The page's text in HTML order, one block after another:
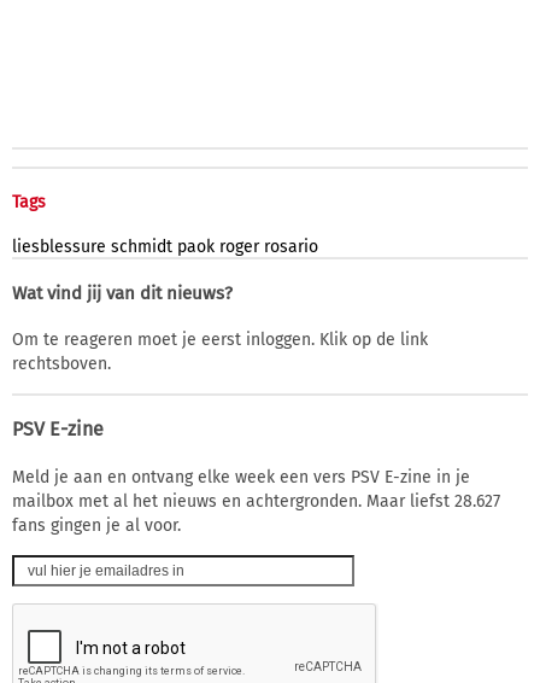
Tags
liesblessure schmidt paok roger rosario
Wat vind jij van dit nieuws?
Om te reageren moet je eerst inloggen. Klik op de link
rechtsboven.
PSV E-zine
Meld je aan en ontvang elke week een vers PSV E-zine in je
mailbox met al het nieuws en achtergronden. Maar liefst 28.627
fans gingen je al voor.